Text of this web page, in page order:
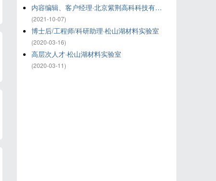
内容编辑、客户经理·北京紫荆高科科技有限公司
(2021-10-07)
博士后/工程师/科研助理·松山湖材料实验室
(2020-03-16)
高层次人才·松山湖材料实验室
(2020-03-11)